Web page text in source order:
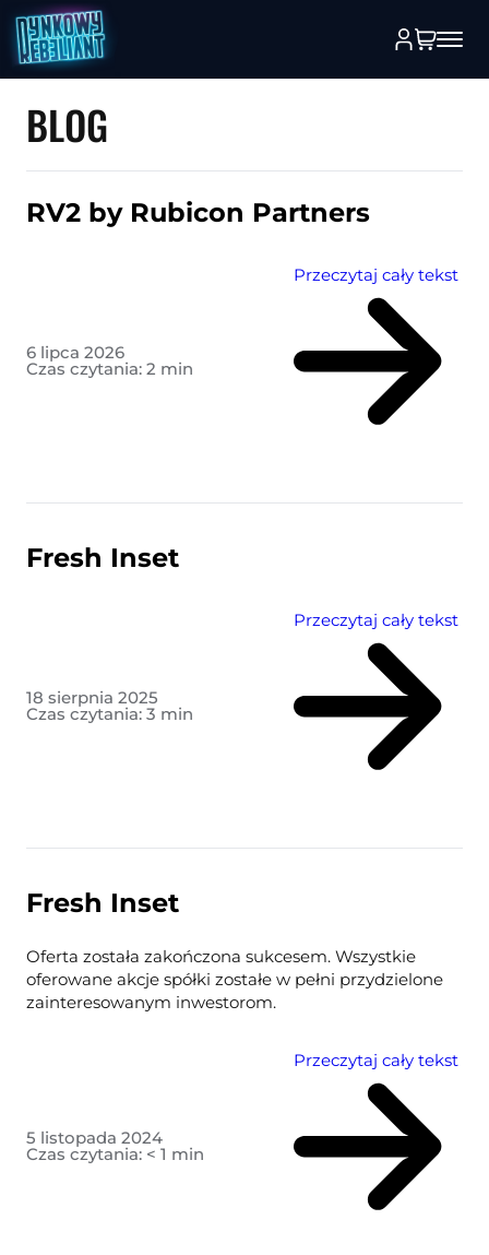
BLOG
RV2 by Rubicon Partners
6 lipca 2026
Czas czytania: 2 min
Przeczytaj cały tekst
Fresh Inset
18 sierpnia 2025
Czas czytania: 3 min
Przeczytaj cały tekst
Fresh Inset
Oferta została zakończona sukcesem. Wszystkie
oferowane akcje spółki zostałe w pełni przydzielone
zainteresowanym inwestorom.
5 listopada 2024
Czas czytania: < 1 min
Przeczytaj cały tekst